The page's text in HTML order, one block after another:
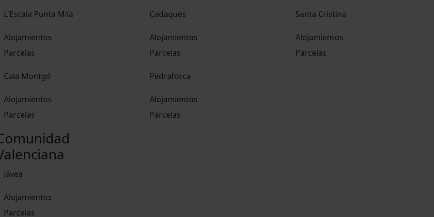
L'Escala Punta Milà
Alojamientos
Parcelas
Cadaqués
Alojamientos
Parcelas
Santa Cristina
Alojamientos
Parcelas
Cala Montgó
Alojamientos
Parcelas
Pedraforca
Alojamientos
Parcelas
Jávea
Alojamientos
Parcelas